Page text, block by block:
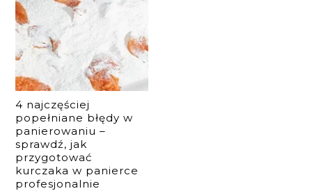
4 najczęściej
popełniane błędy w
panierowaniu –
sprawdź, jak
przygotować
kurczaka w panierce
profesjonalnie